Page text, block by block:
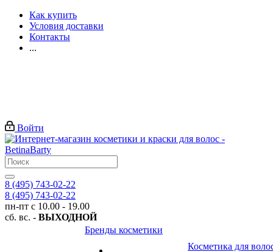
Как купить
Условия доставки
Контакты
...
Войти
8 (495) 743-02-22
8 (495) 743-02-22
пн-пт с 10.00 - 19.00
сб. вс. - ВЫХОДНОЙ
Бренды косметики
Косметика для